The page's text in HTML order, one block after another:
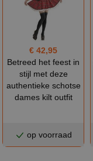
€ 42,95
Betreed het feest in
stijl met deze
authentieke schotse
dames kilt outfit
op voorraad